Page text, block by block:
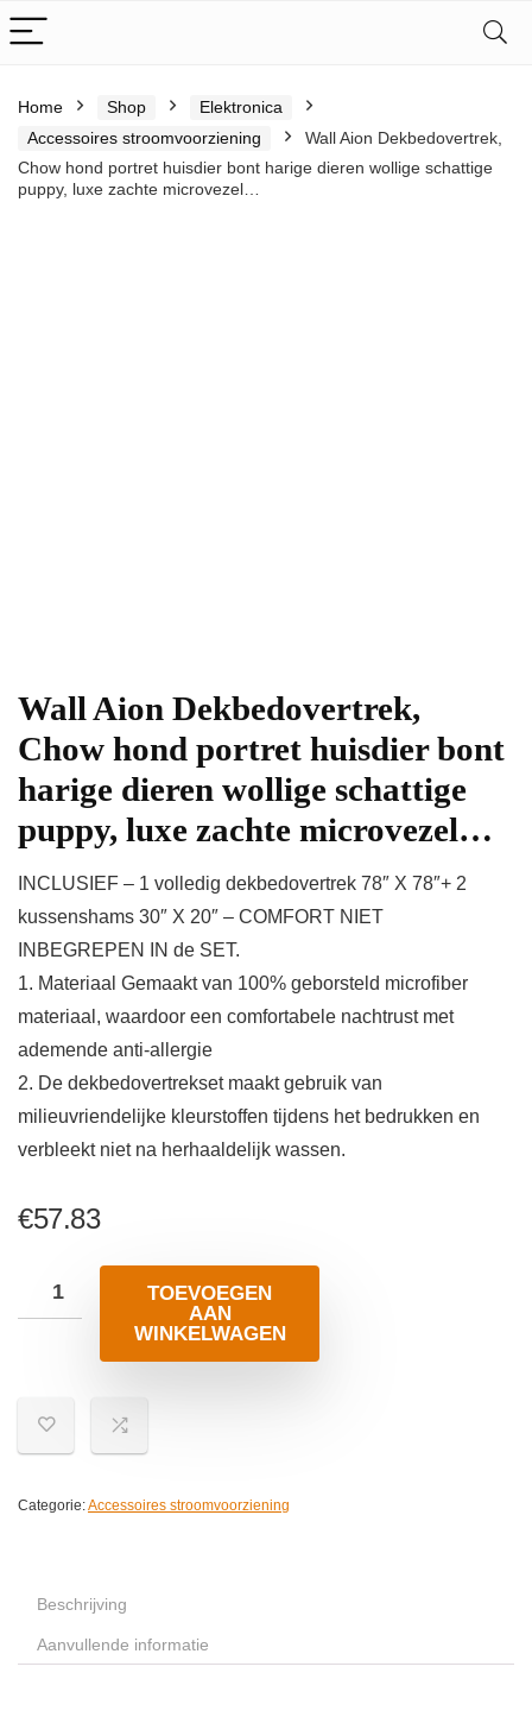
Home Shop
Elektronica
Accessoires stroomvoorziening
Wall Aion Dekbedovertrek,
Chow hond portret huisdier bont harige dieren wollige schattige
puppy, luxe zachte microvezel…
Wall Aion Dekbedovertrek,
Chow hond portret huisdier bont
harige dieren wollige schattige
puppy, luxe zachte microvezel…
INCLUSIEF – 1 volledig dekbedovertrek 78″ X 78″+ 2
kussenshams 30″ X 20″ – COMFORT NIET
INBEGREPEN IN de SET.
1. Materiaal Gemaakt van 100% geborsteld microfiber
materiaal, waardoor een comfortabele nachtrust met
ademende anti-allergie
2. De dekbedovertrekset maakt gebruik van
milieuvriendelijke kleurstoffen tijdens het bedrukken en
verbleekt niet na herhaaldelijk wassen.
€57.83
TOEVOEGEN
AAN
WINKELWAGEN
Categorie:Accessoires stroomvoorziening
Beschrijving
Aanvullende informatie